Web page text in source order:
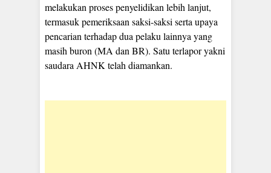
melakukan proses penyelidikan lebih lanjut,
termasuk pemeriksaan saksi-saksi serta upaya
pencarian terhadap dua pelaku lainnya yang
masih buron (MA dan BR). Satu terlapor yakni
saudara AHNK telah diamankan.